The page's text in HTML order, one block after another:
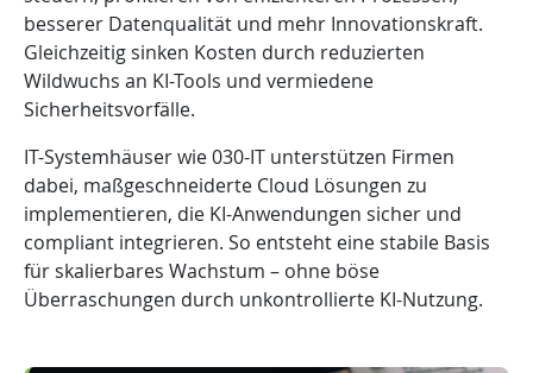
besserer Datenqualität und mehr Innovationskraft.
Gleichzeitig sinken Kosten durch reduzierten
Wildwuchs an KI-Tools und vermiedene
Sicherheitsvorfälle.
IT-Systemhäuser wie 030-IT unterstützen Firmen
dabei, maßgeschneiderte Cloud Lösungen zu
implementieren, die KI-Anwendungen sicher und
compliant integrieren. So entsteht eine stabile Basis
für skalierbares Wachstum – ohne böse
Überraschungen durch unkontrollierte KI-Nutzung.